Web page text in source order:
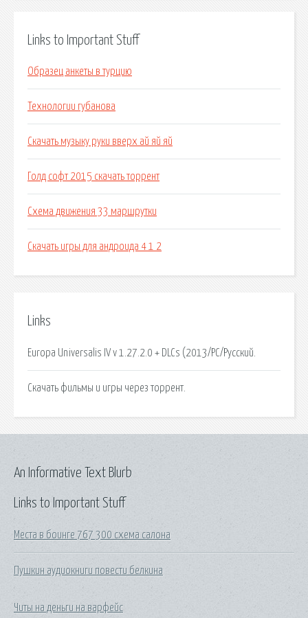
Links to Important Stuff
Образец анкеты в турцию
Технологии губанова
Скачать музыку руки вверх ай яй яй
Голд софт 2015 скачать торрент
Схема движения 33 маршрутки
Скачать игры для андроида 4 1 2
Links
Europa Universalis IV v 1.27.2.0 + DLCs (2013/PC/Русский.
Скачать фильмы и игры через торрент.
Links to Important Stuff
Места в боинге 767 300 схема салона
Пушкин аудиокниги повести белкина
Читы на деньги на варфейс
An Informative Text Blurb